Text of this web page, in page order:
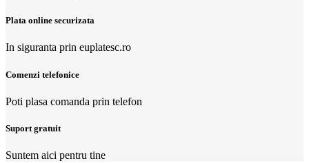
Plata online securizata
In siguranta prin euplatesc.ro
Comenzi telefonice
Poti plasa comanda prin telefon
Suport gratuit
Suntem aici pentru tine